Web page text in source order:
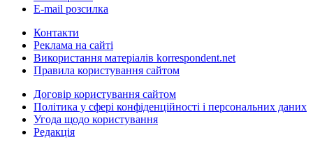
E-mail розсилка
Контакти
Реклама на сайті
Використання матеріалів korrespondent.net
Правила користування сайтом
Договір користування сайтом
Політика у сфері конфіденційності і персональних даних
Угода щодо користування
Редакція